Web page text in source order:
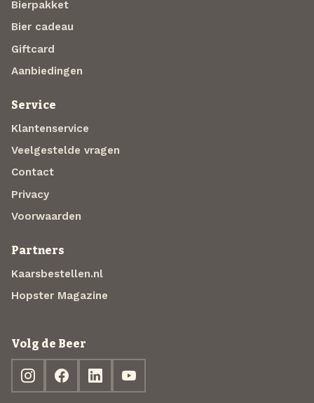
Bierpakket
Bier cadeau
Giftcard
Aanbiedingen
Service
Klantenservice
Veelgestelde vragen
Contact
Privacy
Voorwaarden
Partners
Kaarsbestellen.nl
Hopster Magazine
Volg de Beer